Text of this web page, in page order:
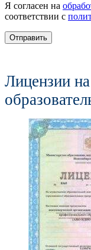
Я согласен на
соответствии с
Отправить
Лицензии